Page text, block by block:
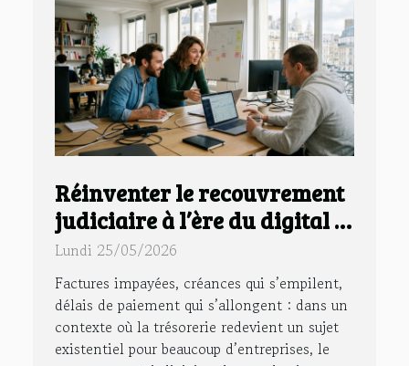
Réinventer le recouvrement
judiciaire à l’ère du digital :
l’exemple des start-ups
françaises
Lundi 25/05/2026
Factures impayées, créances qui s’empilent,
délais de paiement qui s’allongent : dans un
contexte où la trésorerie redevient un sujet
existentiel pour beaucoup d’entreprises, le